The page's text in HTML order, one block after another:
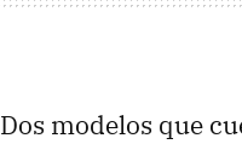
Dos modelos que